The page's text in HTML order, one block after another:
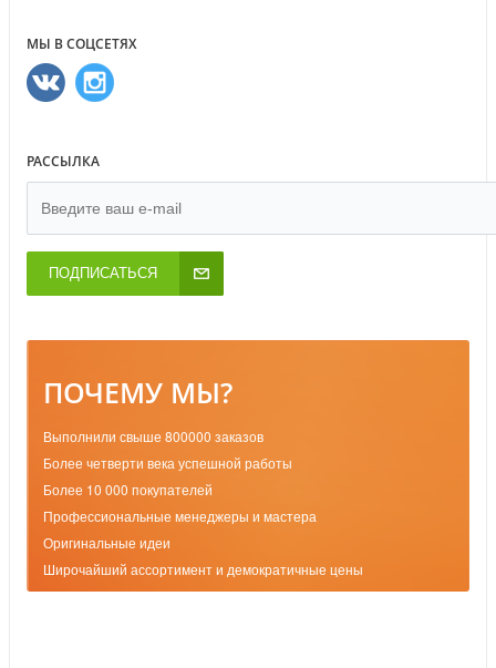
МЫ В СОЦСЕТЯХ
РАССЫЛКА
ПОДПИСАТЬСЯ
ПОЧЕМУ МЫ?
Выполнили свыше 800000 заказов
Более четверти века успешной работы
Более 10 000 покупателей
Профессиональные менеджеры и мастера
Оригинальные идеи
Широчайший ассортимент и демократичные цены